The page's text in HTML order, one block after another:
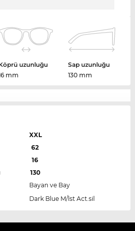
uzunluğu
mm
Sap uzunluğu
130 mm
XXL
62
16
130
Bayan ve Bay
Dark Blue M/lst Act.sil